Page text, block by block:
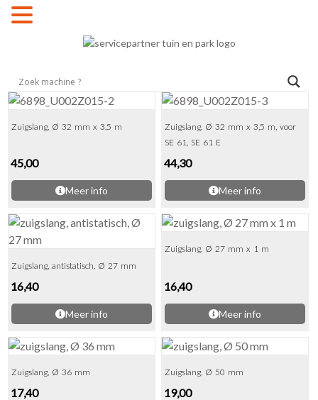
Zuigslang, Ø 32 mm x 3,5 m
45,00
Meer info
Zuigslang, Ø 32 mm x 3,5 m, voor
SE 61, SE 61 E
44,30
Meer info
Zuigslang, antistatisch, Ø 27 mm
16,40
Meer info
Zuigslang, Ø 27 mm x 1 m
16,40
Meer info
Zuigslang, Ø 36 mm
17,40
Zuigslang, Ø 50 mm
19,00